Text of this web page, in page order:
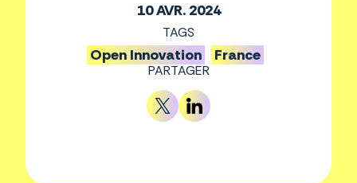
10 AVR. 2024
TAGS
Open Innovation France
PARTAGER